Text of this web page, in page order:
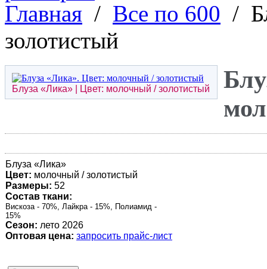
Главная / Все по 600 /
золотистый
Блуза «Лика» | Цвет: молочный / золотистый
Блуза «Лика»
Цвет: молочный / золотистый
Размеры: 52
Состав ткани:
Вискоза - 70%, Лайкра - 15%, Полиамид -
15%
Сезон: лето 2026
Оптовая цена: запросить прайс-лист